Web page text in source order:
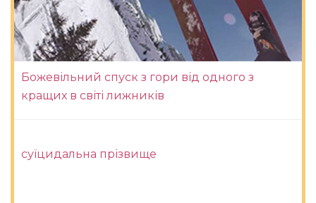
Божевільний спуск з гори від одного з
кращих в світі лижників
суїцидальна прізвище